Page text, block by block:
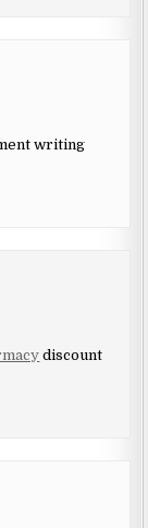
writing
discount